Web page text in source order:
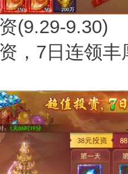
9.30)
7日连领丰